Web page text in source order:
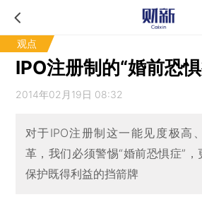
观点
IPO注册制的“婚前恐
2014年02月19日 08:32
对于IPO注册制这一能见度极高
革，我们必须警惕“婚前恐惧症”
保护既得利益的挡箭牌